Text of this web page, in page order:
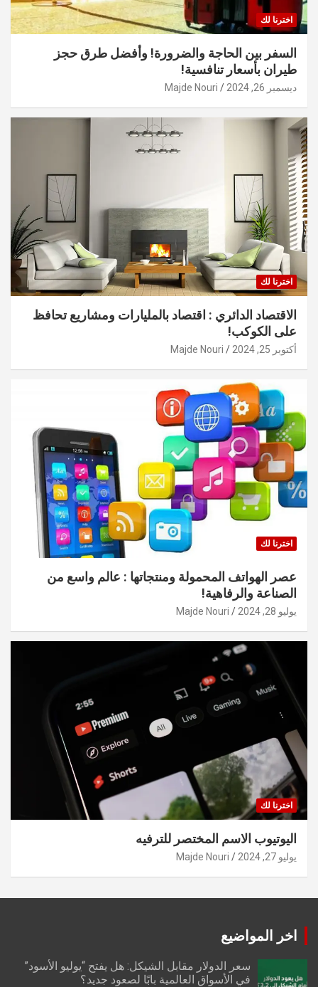
اخترنا لك
السفر بين الحاجة والضرورة! وأفضل طرق حجز
طيران بأسعار تنافسية!
ديسمبر 26, 2024 Majde Nouri
اخترنا لك
الاقتصاد الدائري : اقتصاد بالمليارات ومشاريع تحافظ
على الكوكب!
أكتوبر 25, 2024 Majde Nouri
اخترنا لك
عصر الهواتف المحمولة ومنتجاتها : عالم واسع من
الصناعة والرفاهية!
يوليو 28, 2024 Majde Nouri
اخترنا لك
اليوتيوب الاسم المختصر للترفيه
يوليو 27, 2024 Majde Nouri
اخر المواضيع
سعر الدولار مقابل الشيكل: هل يفتح “يوليو الأسود”
في الأسواق العالمية بابًا لصعود جديد؟